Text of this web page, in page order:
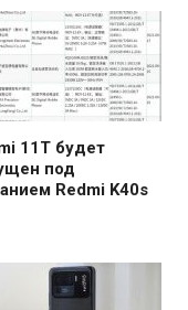
11T будет
под
Redmi K40s